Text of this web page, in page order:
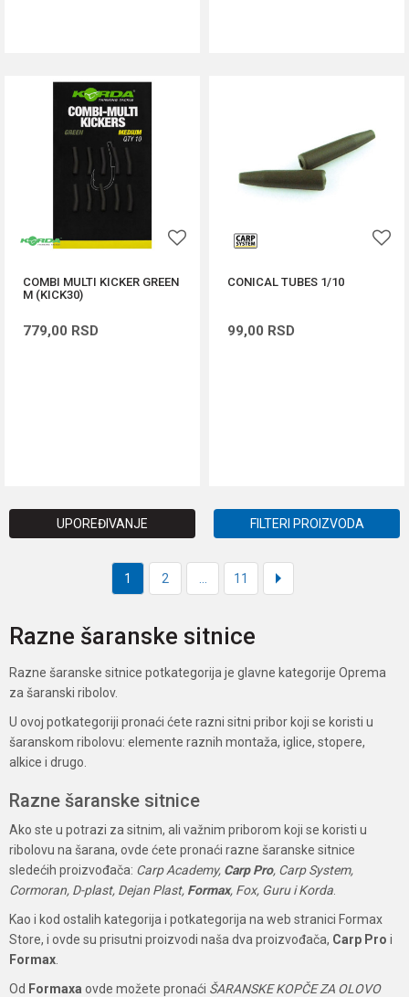
COMBI MULTI KICKER GREEN
M (KICK30)
779,00 RSD
CONICAL TUBES 1/10
99,00 RSD
UPOREĐIVANJE FILTERI PROIZVODA
1 2 11
Razne šaranske sitnice
Razne šaranske sitnice potkategorija je glavne kategorije Oprema
za šaranski ribolov.
U ovoj potkategoriji pronaći ćete razni sitni pribor koji se koristi u
šaranskom ribolovu: elemente raznih montaža, iglice, stopere,
alkice i drugo.
Razne šaranske sitnice
Ako ste u potrazi za sitnim, ali važnim priborom koji se koristi u
ribolovu na šarana, ovde ćete pronaći razne šaranske sitnice
sledećih proizvođača: Carp Academy, Carp Pro, Carp System,
Cormoran, D-plast, Dejan Plast, Formax, Fox, Guru i Korda
Kao i kod ostalih kategorija i potkategorija na web stranici Formax
Store, i ovde su prisutni proizvodi naša dva proizvođača, Carp Pro i
Formax
Od Formaxa ovde možete pronaći ŠARANSKE KOPČE ZA OLOVO